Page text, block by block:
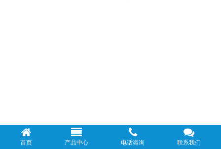
首页 产品中心 电话咨询 联系我们